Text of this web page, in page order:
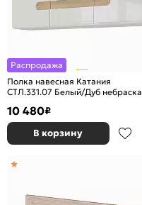
Распродажа
Полка навесная Катания
СТЛ.331.07 Белый/Дуб небраска
10 480₽
В корзину